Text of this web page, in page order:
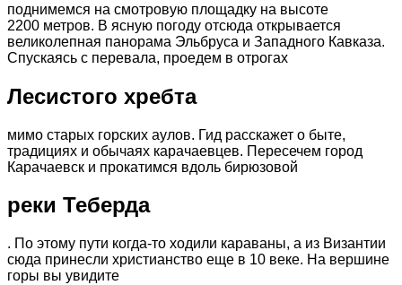
поднимемся на смотровую площадку на высоте
2200 метров. В ясную погоду отсюда открывается
великолепная панорама Эльбруса и Западного Кавказа.
Спускаясь с перевала, проедем в отрогах
Лесистого хребта
мимо старых горских аулов. Гид расскажет о быте,
традициях и обычаях карачаевцев. Пересечем город
Карачаевск и прокатимся вдоль бирюзовой
реки Теберда
. По этому пути когда-то ходили караваны, а из Византии
сюда принесли христианство еще в 10 веке. На вершине
горы вы увидите